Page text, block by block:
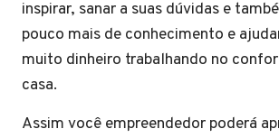
inspirar, sanar a suas dúvidas e
pouco mais de conhecimento e
muito dinheiro trabalhando no
casa.
Assim você empreendedor poderá